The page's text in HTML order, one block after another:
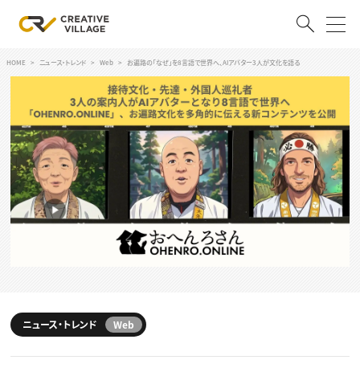
ログイン 会員登録
RECRUIT
クリエイター求人を探す
CREATIVE JOB求人検索
転職支援サービス
スキルアップしたい！ トップ
デザイン
動画配信・映像制作
TOP Creator’s コラム
HOME ニュース・トレンド Web お遍路の「なぜ」を8言語で世界へ、AIアバター3人が文化を語る
ニュース・トレンド Web